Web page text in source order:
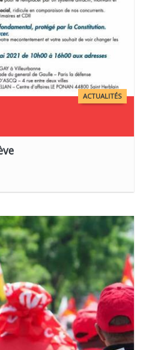
ACTUALITÉS